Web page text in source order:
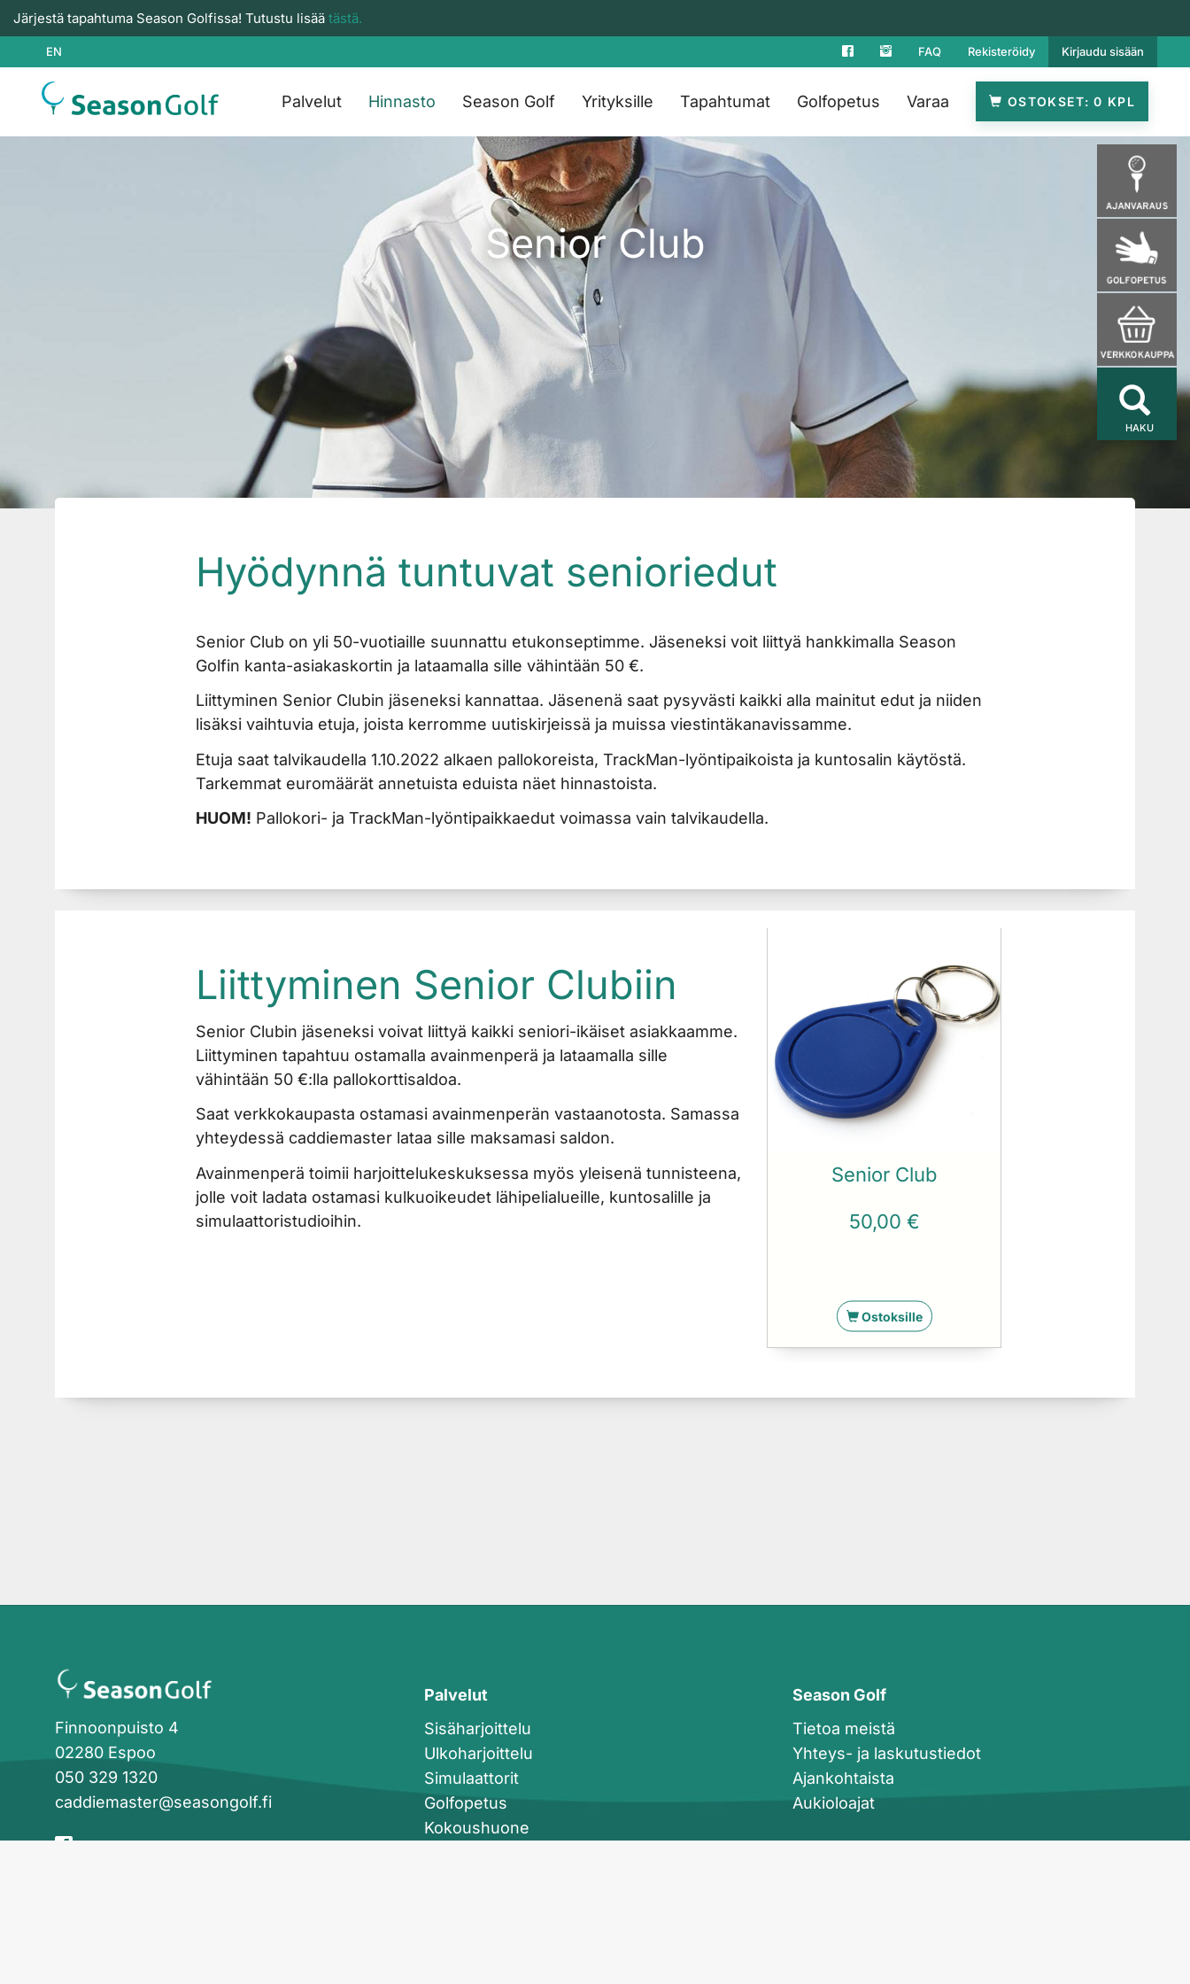
Järjestä tapahtuma Season Golfissa! Tutustu lisää tästä.
EN FAQ Rekisteröidy Kirjaudu sisään
0
OSTOKSET
Palvelut Hinnasto Season Golf Yrityksille Tapahtumat Golfopetus Varaa
HAKU
Senior Club
Hyödynnä tuntuvat senioriedut
Senior Club on yli 50-vuotiaille suunnattu etukonseptimme. Jäseneksi voit liittyä hankkimalla Season
Golfin kanta-asiakaskortin ja lataamalla sille vähintään 50 €.
Liittyminen Senior Clubin jäseneksi kannattaa. Jäsenenä saat pysyvästi kaikki alla mainitut edut ja niiden
lisäksi vaihtuvia etuja, joista kerromme uutiskirjeissä ja muissa viestintäkanavissamme.
Etuja saat talvikaudella 1.10.2022 alkaen pallokoreista,TrackMan-lyöntipaikoista ja kuntosalin käytöstä.
Tarkemmat euromäärät annetuista eduista näet hinnastoista.
HUOM! Pallokori- ja TrackMan-lyöntipaikkaedut voimassa vain talvikaudella.
Liittyminen Senior Clubiin
Senior Clubin jäseneksi voivat liittyä kaikki seniori-ikäiset asiakkaamme.
Liittyminen tapahtuu ostamalla avainmenperä ja lataamalla sille
vähintään 50 €:lla pallokorttisaldoa.
Saat verkkokaupasta ostamasi avainmenperän vastaanotosta. Samassa
yhteydessä caddiemaster lataa sille maksamasi saldon.
Avainmenperä toimii harjoittelukeskuksessa myös yleisenä tunnisteena,
jolle voit ladata ostamasi kulkuoikeudet lähipelialueille, kuntosalille ja
simulaattoristudioihin.
Senior Club
50,00 €
Ostoksille
Finnoonpuisto 4
02280 Espoo
050 329 1320
caddiemaster@seasongolf.fi
facebook
Palvelut
Sisäharjoittelu
Ulkoharjoittelu
Simulaattorit
Golfopetus
Kokoushuone
Season Golf
Tietoa meistä
Yhteys- ja laskutustiedot
Ajankohtaista
Aukioloajat